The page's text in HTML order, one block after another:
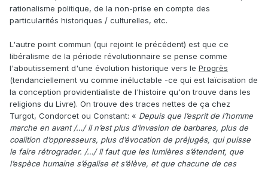
rationalisme politique, de la non-prise en compte des
particularités historiques / culturelles, etc.
L'autre point commun (qui rejoint le précédent) est que ce
libéralisme de la période révolutionnaire se pense comme
l'aboutissement d'une évolution historique vers le Progrès
(tendanciellement vu comme inéluctable -ce qui est laïcisation de
la conception providentialiste de l'histoire qu'on trouve dans les
religions du Livre). On trouve des traces nettes de ça chez
Turgot, Condorcet ou Constant: « Depuis que l’esprit de l’homme
marche en avant /…/ il n’est plus d’invasion de barbares, plus de
coalition d’oppresseurs, plus d’évocation de préjugés, qui puisse
le faire rétrograder. /…/ Il faut que les lumières s’étendent, que
l’espèce humaine s’égalise et s’élève, et que chacune de ces